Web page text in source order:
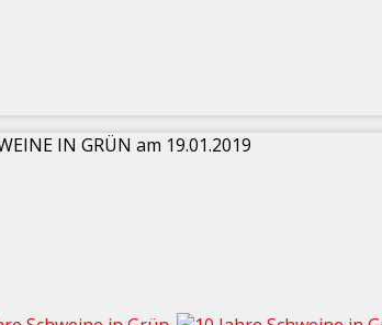
IN GRÜN am 19.01.2019